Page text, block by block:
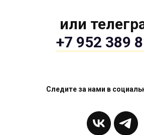
или
+7 952 389
Следите за нами в